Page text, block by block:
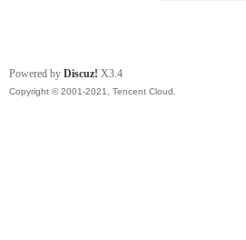
Powered by Discuz! X3.4
Copyright © 2001-2021, Tencent Cloud.